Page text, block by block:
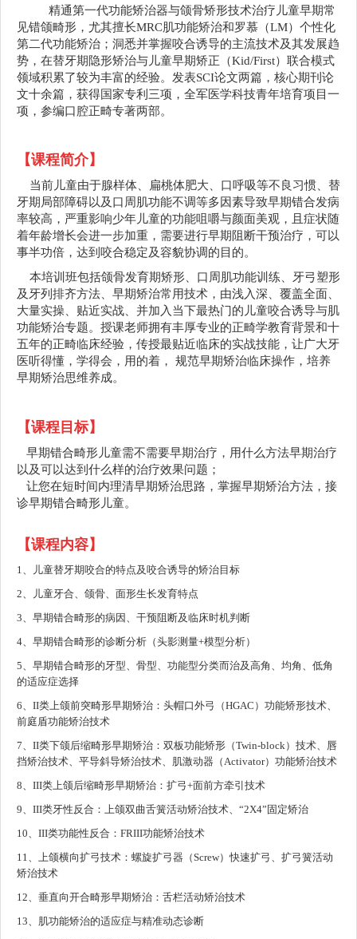
精通第一代功能矫治器与颌骨矫形技术治疗儿童早期常
见错颌畸形，尤其擅长MRC肌功能矫治和罗慕（LM）个性化
第二代功能矫治；洞悉并掌握咬合诱导的主流技术及其发展趋
势，在替牙期隐形矫治与儿童早期矫正（Kid/First）联合模式
领域积累了较为丰富的经验。发表SCI论文两篇，核心期刊论
文十余篇，获得国家专利三项，全军医学科技青年培育项目一
项，参编口腔正畸专著两部。
【课程简介】
当前儿童由于腺样体、扁桃体肥大、口呼吸等不良习惯、替
牙期局部障碍以及口周肌功能不调等多因素导致早期错合发病
率较高，严重影响少年儿童的功能咀嚼与颜面美观，且症状随
着年龄增长会进一步加重，需要进行早期阻断干预治疗，可以
事半功倍，达到咬合稳定及容貌协调的目的。
本培训班包括颌骨发育期矫形、口周肌功能训练、牙弓塑形
及牙列排齐方法、早期矫治常用技术，由浅入深、覆盖全面、
大量实操、贴近实战、并加入当下最热门的儿童咬合诱导与肌
功能矫治专题。授课老师拥有丰厚专业的正畸学教育背景和十
五年的正畸临床经验，传授最贴近临床的实战技能，让广大牙
医听得懂，学得会，用的着， 规范早期矫治临床操作，培养
早期矫治思维养成。
【课程目标】
早期错合畸形儿童需不需要早期治疗，用什么方法早期治疗
以及可以达到什么样的治疗效果问题；
让您在短时间内理清早期矫治思路，掌握早期矫治方法，接
诊早期错合畸形儿童。
【课程内容】
1、儿童替牙期咬合的特点及咬合诱导的矫治目标
2、儿童牙合、颌骨、面形生长发育特点
3、早期错合畸形的病因、干预阻断及临床时机判断
4、早期错合畸形的诊断分析（头影测量+模型分析）
5、早期错合畸形的牙型、骨型、功能型分类而治及高角、均角、低角
的适应症选择
6、II类上颌前突畸形早期矫治：头帽口外弓（HGAC）功能矫形技术、
前庭盾功能矫治技术
7、II类下颌后缩畸形早期矫治：双板功能矫形（Twin-block）技术、唇
挡矫治技术、平导斜导矫治技术、肌激动器（Activator）功能矫治技术
8、III类上颌后缩畸形早期矫治：扩弓+面前方牵引技术
9、III类牙性反合：上颌双曲舌簧活动矫治技术、“2X4”固定矫治
10、III类功能性反合：FRIII功能矫治技术
11、上颌横向扩弓技术：螺旋扩弓器（Screw）快速扩弓、扩弓簧活动
矫治技术
12、垂直向开合畸形早期矫治：舌栏活动矫治技术
13、肌功能矫治的适应症与精准动态诊断